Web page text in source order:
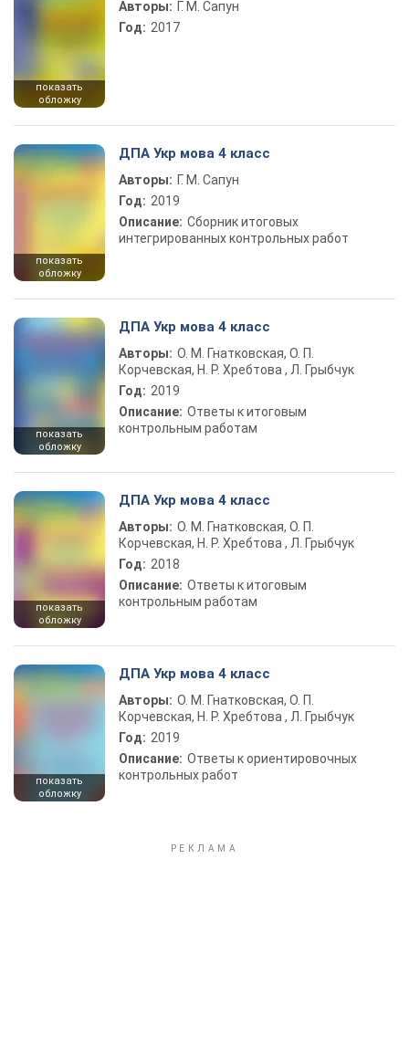
показать
обложку
Авторы: Г. М. Сапун
Год: 2017
показать
обложку
ДПА Укр мова 4 класс
Авторы: Г. М. Сапун
Год: 2019
Описание: Сборник итоговых
интегрированных контрольных работ
показать
обложку
ДПА Укр мова 4 класс
Авторы: О. М. Гнатковская, О. П.
Корчевская, Н. Р. Хребтова , Л. Грыбчук
Год: 2019
Описание: Ответы к итоговым
контрольным работам
показать
обложку
ДПА Укр мова 4 класс
Авторы: О. М. Гнатковская, О. П.
Корчевская, Н. Р. Хребтова , Л. Грыбчук
Год: 2018
Описание: Ответы к итоговым
контрольным работам
показать
обложку
ДПА Укр мова 4 класс
Авторы: О. М. Гнатковская, О. П.
Корчевская, Н. Р. Хребтова , Л. Грыбчук
Год: 2019
Описание: Ответы к ориентировочных
контрольных работ